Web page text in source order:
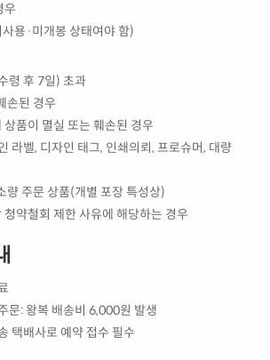
우
용·미개봉 상태여야 함)
령 후 7일) 초과
손된 경우
품이 멸실 또는 훼손된 경우
라벨, 디자인 태그, 인쇄의뢰, 프로슈머, 대량
량 주문 상품(개별 포장 특성상)
약철회 제한 사유에 해당하는 경우
문: 왕복 배송비 6,000원 발생
택배사로 예약 접수 필수